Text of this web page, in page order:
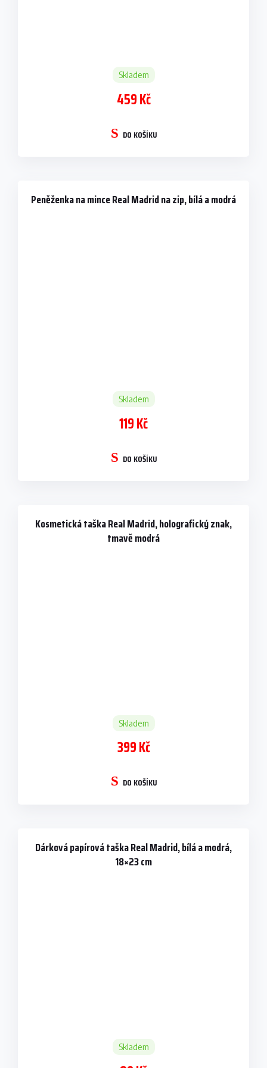
Skladem
459 Kč
DO KOŠÍKU
Peněženka na mince Real Madrid na zip, bílá a modrá
Skladem
119 Kč
DO KOŠÍKU
Kosmetická taška Real Madrid, holografický znak,
tmavě modrá
Skladem
399 Kč
DO KOŠÍKU
Dárková papírová taška Real Madrid, bílá a modrá,
18×23 cm
Skladem